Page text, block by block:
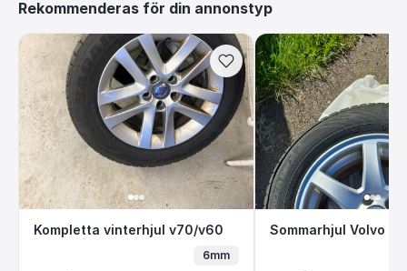
Rekommenderas för din annonstyp
Kompletta vinterhjul v70/v60
Kompletta vinterhjul v70/v60
6mm
Sommarhjul
Sommarhjul Volvo